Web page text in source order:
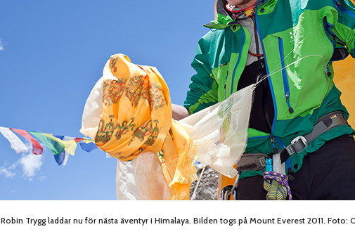
Robin Trygg laddar nu för nästa äventyr i Himalaya. Bilden togs på Mount Everest 2011. Foto: